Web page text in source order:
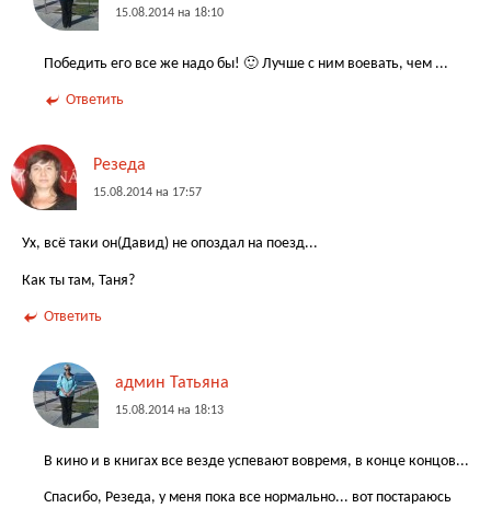
15.08.2014 на 18:10
Победить его все же надо бы! 🙂 Лучше с ним воевать, чем ...
Ответить
Резеда
15.08.2014 на 17:57
Ух, всё таки он(Давид) не опоздал на поезд...
Как ты там, Таня?
Ответить
админ Татьяна
15.08.2014 на 18:13
В кино и в книгах все везде успевают вовремя, в конце концов...
Спасибо, Резеда, у меня пока все нормально... вот постараюсь